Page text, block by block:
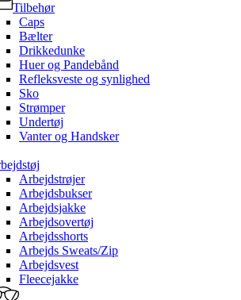
Tilbehør
Caps
Bælter
Drikkedunke
Huer og Pandebånd
Refleksveste og synlighed
Sko
Strømper
Undertøj
Vanter og Handsker
Arbejdstrøjer
Arbejdsbukser
Arbejdsjakke
Arbejdsovertøj
Arbejdsshorts
Arbejds Sweats/Zip
Arbejdsvest
Fleecejakke